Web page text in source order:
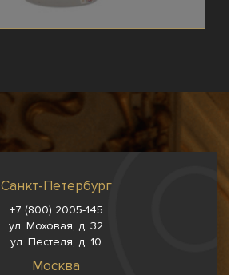
Санкт-Петербург
+7 (800) 2005-145
ул. Моховая, д. 32
ул. Пестеля, д. 10
Москва